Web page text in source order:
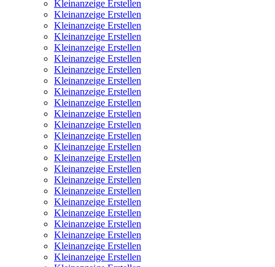
Kleinanzeige Erstellen
Kleinanzeige Erstellen
Kleinanzeige Erstellen
Kleinanzeige Erstellen
Kleinanzeige Erstellen
Kleinanzeige Erstellen
Kleinanzeige Erstellen
Kleinanzeige Erstellen
Kleinanzeige Erstellen
Kleinanzeige Erstellen
Kleinanzeige Erstellen
Kleinanzeige Erstellen
Kleinanzeige Erstellen
Kleinanzeige Erstellen
Kleinanzeige Erstellen
Kleinanzeige Erstellen
Kleinanzeige Erstellen
Kleinanzeige Erstellen
Kleinanzeige Erstellen
Kleinanzeige Erstellen
Kleinanzeige Erstellen
Kleinanzeige Erstellen
Kleinanzeige Erstellen
Kleinanzeige Erstellen